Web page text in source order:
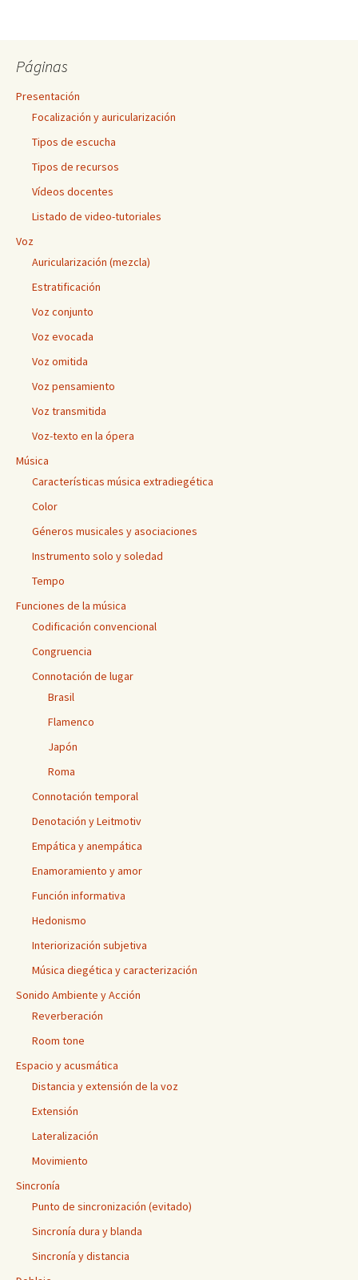
Páginas
Presentación
Focalización y auricularización
Tipos de escucha
Tipos de recursos
Vídeos docentes
Listado de video-tutoriales
Voz
Auricularización (mezcla)
Estratificación
Voz conjunto
Voz evocada
Voz omitida
Voz pensamiento
Voz transmitida
Voz-texto en la ópera
Música
Características música extradiegética
Color
Géneros musicales y asociaciones
Instrumento solo y soledad
Tempo
Funciones de la música
Codificación convencional
Congruencia
Connotación de lugar
Brasil
Flamenco
Japón
Roma
Connotación temporal
Denotación y Leitmotiv
Empática y anempática
Enamoramiento y amor
Función informativa
Hedonismo
Interiorización subjetiva
Música diegética y caracterización
Sonido Ambiente y Acción
Reverberación
Room tone
Espacio y acusmática
Distancia y extensión de la voz
Extensión
Lateralización
Movimiento
Sincronía
Punto de sincronización (evitado)
Sincronía dura y blanda
Sincronía y distancia